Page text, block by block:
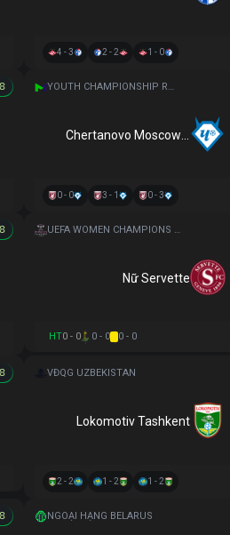
4 - 3 2 - 2 1 - 0
0 - 0 3 - 1 0 - 3
Nữ Servette
HT0 - 0 0 - 0 0 - 0
VĐQG UZBEKISTAN
Lokomotiv Tashkent
2 - 2 1 - 2 1 - 2
NGOẠI HẠNG BELARUS